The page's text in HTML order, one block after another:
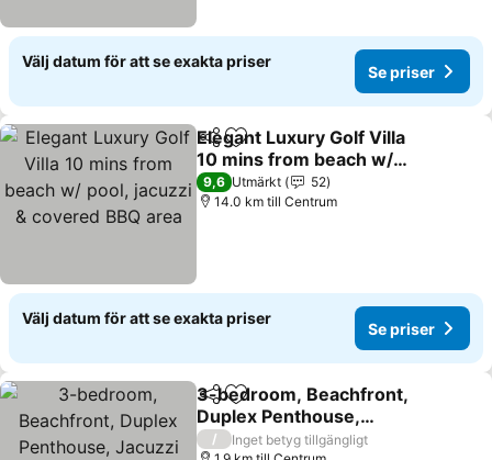
Välj datum för att se exakta priser
Se priser
Dela Lägg till i Mina Favoriter
Elegant Luxury Golf Villa
10 mins from beach w/
pool, jacuzzi & covered
BBQ area
9,6 Utmärkt
52
14.0 km till Centrum
Välj datum för att se exakta priser
Se priser
Dela Lägg till i Mina Favoriter
3-bedroom, Beachfront,
Duplex Penthouse,
Jacuzzi
/
Inget betyg tillgängligt